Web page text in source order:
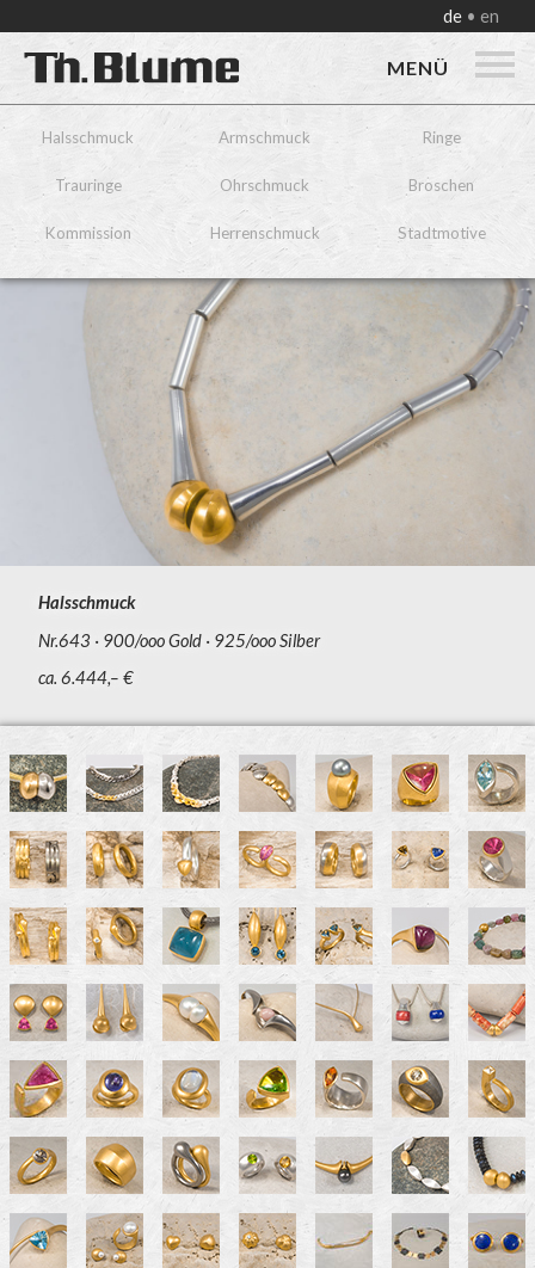
de en
MENÜ
Halsschmuck Armschmuck Ringe
Trauringe Ohrschmuck Broschen
Kommission Herrenschmuck Stadtmotive
Halsschmuck
Nr.643
900/ooo Gold
925/ooo Silber
ca. 6.444,– €